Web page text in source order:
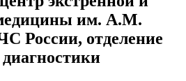
им. А.М.
России, отделение